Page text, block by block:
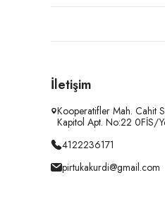
İletişim
Kooperatifler Mah. Cahit
Kapitol Apt. No:22 0FİS/
4122236171
pirtukakurdi@gmail.com